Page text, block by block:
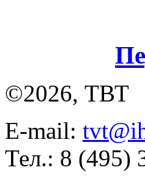
©2026, ТВТ
E-mail:
Тел.: 8 (495)